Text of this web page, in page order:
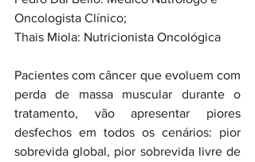
Oncologista Clínico;
Thais Miola: Nutricionista Oncológica
Pacientes com câncer que evoluem com
perda de massa muscular durante o
tratamento, vão apresentar piores
desfechos em todos os cenários: pior
sobrevida global, pior sobrevida livre de